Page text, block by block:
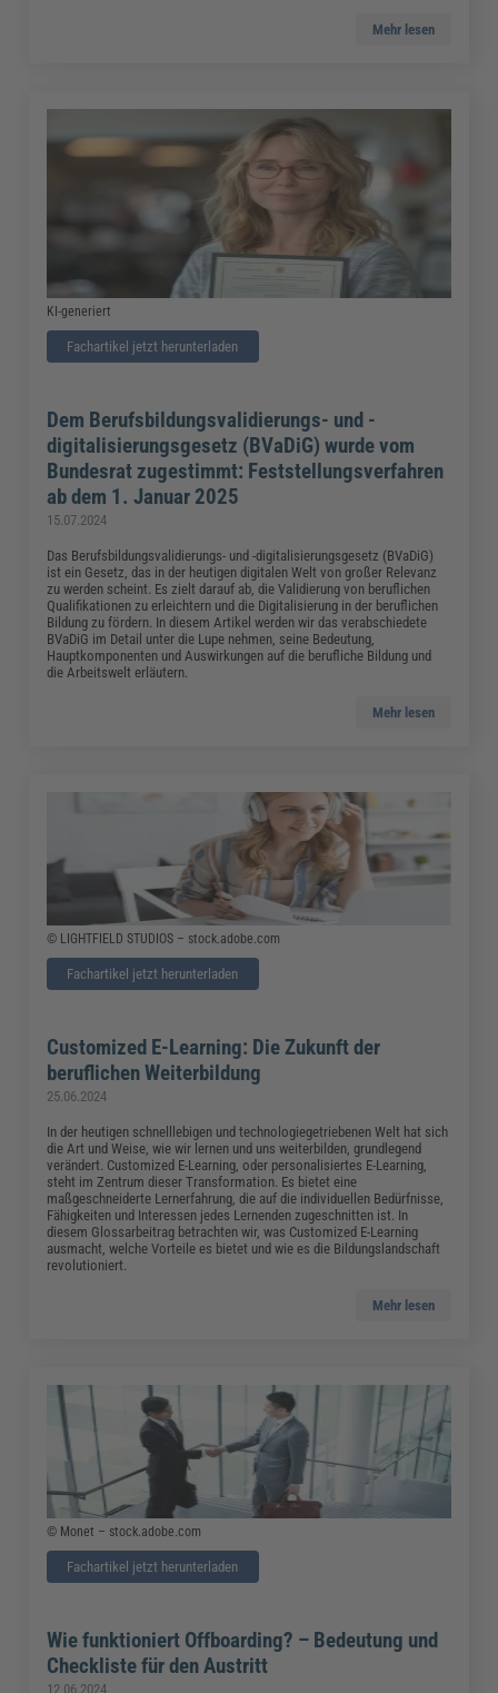
Mehr lesen
KI-generiert
Fachartikel jetzt herunterladen
Dem Berufsbildungsvalidierungs- und -
digitalisierungsgesetz (BVaDiG) wurde vom
Bundesrat zugestimmt: Feststellungsverfahren
ab dem 1. Januar 2025
15.07.2024
Das Berufsbildungsvalidierungs- und -digitalisierungsgesetz (BVaDiG)
ist ein Gesetz, das in der heutigen digitalen Welt von großer Relevanz
zu werden scheint. Es zielt darauf ab, die Validierung von beruflichen
Qualifikationen zu erleichtern und die Digitalisierung in der beruflichen
Bildung zu fördern. In diesem Artikel werden wir das verabschiedete
BVaDiG im Detail unter die Lupe nehmen, seine Bedeutung,
Hauptkomponenten und Auswirkungen auf die berufliche Bildung und
die Arbeitswelt erläutern.
Mehr lesen
© LIGHTFIELD STUDIOS – stock.adobe.com
Fachartikel jetzt herunterladen
Customized E-Learning: Die Zukunft der
beruflichen Weiterbildung
25.06.2024
In der heutigen schnelllebigen und technologiegetriebenen Welt hat sich
die Art und Weise, wie wir lernen und uns weiterbilden, grundlegend
verändert. Customized E-Learning, oder personalisiertes E-Learning,
steht im Zentrum dieser Transformation. Es bietet eine
maßgeschneiderte Lernerfahrung, die auf die individuellen Bedürfnisse,
Fähigkeiten und Interessen jedes Lernenden zugeschnitten ist. In
diesem Glossarbeitrag betrachten wir, was Customized E-Learning
ausmacht, welche Vorteile es bietet und wie es die Bildungslandschaft
revolutioniert.
Mehr lesen
© Monet – stock.adobe.com
Fachartikel jetzt herunterladen
Wie funktioniert Offboarding? – Bedeutung und
Checkliste für den Austritt
12.06.2024